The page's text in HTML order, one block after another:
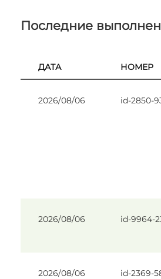
Последние
ДАТА НОМЕР
2026/08/06 id-2850-
2026/08/06 id-9964-
2026/08/06 id-2369-